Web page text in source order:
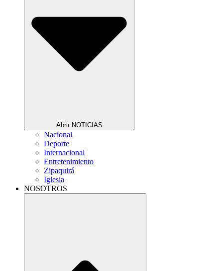
Abrir NOTICIAS
Nacional
Deporte
Internacional
Entretenimiento
Zipaquirá
Iglesia
NOSOTROS